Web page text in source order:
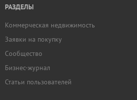
РАЗДЕЛЫ
Коммерческая недвижимость
Заявки на покупку
Сообщество
Бизнес-журнал
Статьи пользователей